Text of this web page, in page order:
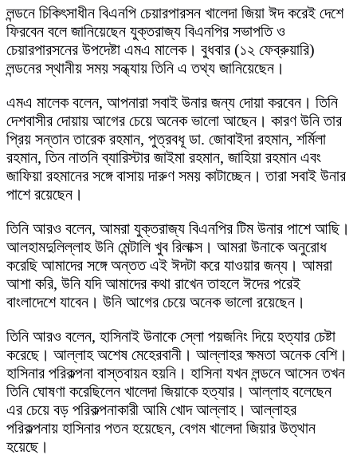
লন্ডনে চিকিৎসাধীন বিএনপি চেয়ারপারসন খালেদা জিয়া ঈদ করেই দেশে
ফিরবেন বলে জানিয়েছেন যুক্তরাজ্য বিএনপির সভাপতি ও
চেয়ারপারসনের উপদেষ্টা এমএ মালেক। বুধবার (১২ ফেব্রুয়ারি)
লন্ডনের স্থানীয় সময় সন্ধ্যায় তিনি এ তথ্য জানিয়েছেন।
এমএ মালেক বলেন, আপনারা সবাই উনার জন্য দোয়া করবেন। তিনি
দেশবাসীর দোয়ায় আগের চেয়ে অনেক ভালো আছেন। কারণ উনি তার
প্রিয় সন্তান তারেক রহমান, পুত্রবধূ ডা. জোবাইদা রহমান, শর্মিলা
রহমান, তিন নাতনি ব্যারিস্টার জাইমা রহমান, জাহিয়া রহমান এবং
জাফিয়া রহমানের সঙ্গে বাসায় দারুণ সময় কাটাচ্ছেন। তারা সবাই উনার
পাশে রয়েছেন।
তিনি আরও বলেন, আমরা যুক্তরাজ্য বিএনপির টিম উনার পাশে আছি।
আলহামদুলিল্লাহ উনি মেন্টালি খুব রিলাক্স। আমরা উনাকে অনুরোধ
করেছি আমাদের সঙ্গে অন্তত এই ঈদটা করে যাওয়ার জন্য। আমরা
আশা করি, উনি যদি আমাদের কথা রাখেন তাহলে ঈদের পরেই
বাংলাদেশে যাবেন। উনি আগের চেয়ে অনেক ভালো রয়েছেন।
তিনি আরও বলেন, হাসিনাই উনাকে স্লো পয়জনিং দিয়ে হত্যার চেষ্টা
করেছে। আল্লাহ অশেষ মেহেরবানী। আল্লাহর ক্ষমতা অনেক বেশি।
হাসিনার পরিকল্পনা বাস্তবায়ন হয়নি। হাসিনা যখন লন্ডনে আসেন তখন
তিনি ঘোষণা করেছিলেন খালেদা জিয়াকে হত্যার। আল্লাহ বলেছেন
এর চেয়ে বড় পরিকল্পনাকারী আমি খোদ আল্লাহ। আল্লাহর
পরিকল্পনায় হাসিনার পতন হয়েছেন, বেগম খালেদা জিয়ার উত্থান
হয়েছে।